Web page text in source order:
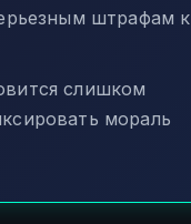
штрафам к
слишком
мораль